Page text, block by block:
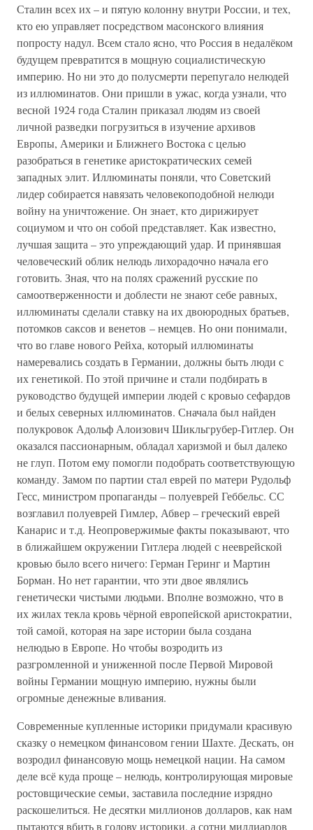
Сталин всех их – и пятую колонну внутри России, и тех,
кто ею управляет посредством масонского влияния
попросту надул. Всем стало ясно, что Россия в недалёком
будущем превратится в мощную социалистическую
империю. Но ни это до полусмерти перепугало нелюдей
из иллюминатов. Они пришли в ужас, когда узнали, что
весной 1924 года Сталин приказал людям из своей
личной разведки погрузиться в изучение архивов
Европы, Америки и Ближнего Востока с целью
разобраться в генетике аристократических семей
западных элит. Иллюминаты поняли, что Советский
лидер собирается навязать человекоподобной нелюди
войну на уничтожение. Он знает, кто дирижирует
социумом и что он собой представляет. Как известно,
лучшая защита – это упреждающий удар. И принявшая
человеческий облик нелюдь лихорадочно начала его
готовить. Зная, что на полях сражений русские по
самоотверженности и доблести не знают себе равных,
иллюминаты сделали ставку на их двоюродных братьев,
потомков саксов и венетов – немцев. Но они понимали,
что во главе нового Рейха, который иллюминаты
намеревались создать в Германии, должны быть люди с
их генетикой. По этой причине и стали подбирать в
руководство будущей империи людей с кровыо сефардов
и белых северных иллюминатов. Сначала был найден
полукровок Адольф Алоизович Шикльгрубер-Гитлер. Он
оказался пассионарным, обладал харизмой и был далеко
не глуп. Потом ему помогли подобрать соответствующую
команду. Замом по партии стал еврей по матери Рудольф
Гесс, министром пропаганды – полуеврей Геббельс. СС
возглавил полуеврей Гимлер, Абвер – греческий еврей
Канарис и т.д. Неопровержимые факты показывают, что
в ближайшем окружении Гитлера людей с нееврейской
кровью было всего ничего: Герман Геринг и Мартин
Борман. Но нет гарантии, что эти двое являлись
генетически чистыми людьми. Вполне возможно, что в
их жилах текла кровь чёрной европейской аристократии,
той самой, которая на заре истории была создана
нелюдью в Европе. Но чтобы возродить из
разгромленной и униженной после Первой Мировой
войны Германии мощную империю, нужны были
огромные денежные вливания.
Современные купленные историки придумали красивую
сказку о немецком финансовом гении Шахте. Дескать, он
возродил финансовую мощь немецкой нации. На самом
деле всё куда проще – нелюдь, контролирующая мировые
ростовщические семьи, заставила последние изрядно
раскошелиться. Не десятки миллионов долларов, как нам
пытаются вбить в голову историки, а сотни миллиардов